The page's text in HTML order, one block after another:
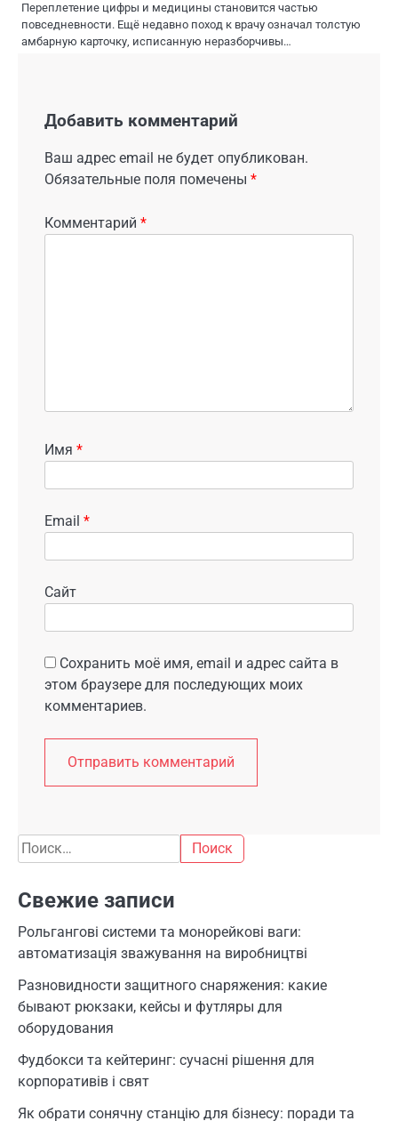
Переплетение цифры и медицины становится частью
повседневности. Ещё недавно поход к врачу означал толстую
амбарную карточку, исписанную неразборчивы…
Добавить комментарий
Ваш адрес email не будет опубликован.
Обязательные поля помечены *
Комментарий *
Имя *
Email *
Сайт
Сохранить моё имя, email и адрес сайта в
этом браузере для последующих моих
комментариев.
Найти:
Свежие записи
Рольгангові системи та монорейкові ваги:
автоматизація зважування на виробництві
Разновидности защитного снаряжения: какие
бывают рюкзаки, кейсы и футляры для
оборудования
Фудбокси та кейтеринг: сучасні рішення для
корпоративів і свят
Як обрати сонячну станцію для бізнесу: поради та